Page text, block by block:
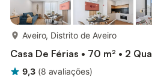
Aveiro, Distrito de Aveiro
Casa De Férias • 70 m² • 2
9,3 (8 avaliações)